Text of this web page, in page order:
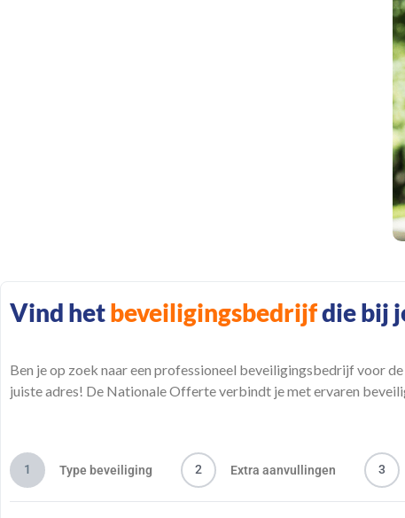
Vind hetbeveiligingsbedrijfdie bij
Ben je op zoek naar een professioneel beveiligingsbedrijf voor
juiste adres! De Nationale Offerte verbindt je met ervaren
1 Type beveiliging 2 Extra aanvullingen 3